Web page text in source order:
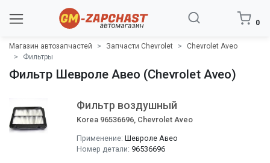
0
Магазин автозапчастей Запчасти Chevrolet
Chevrolet Aveo
Фильтры
Фильтр Шевроле Авео (Chevrolet Aveo)
Фильтр воздушный
Korea 96536696, Chevrolet Aveo
Применение: Шевроле Авео
Номер детали: 96536696